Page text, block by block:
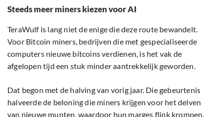
Steeds meer miners kiezen voor AI
TeraWulf is lang niet de enige die deze route bewandelt.
Voor Bitcoin miners, bedrijven die met gespecialiseerde
computers nieuwe bitcoins verdienen, is het vak de
afgelopen tijd een stuk minder aantrekkelijk geworden.
Dat begon met de halving van vorig jaar. Die gebeurtenis
halveerde de beloning die miners krijgen voor het delven
van nieuwe munten, waardoor hun marges flink krompen.